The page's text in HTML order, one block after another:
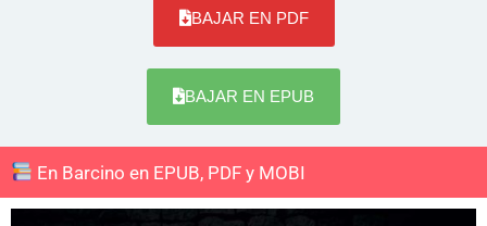
BAJAR EN PDF
BAJAR EN EPUB
En Barcino en EPUB, PDF y MOBI